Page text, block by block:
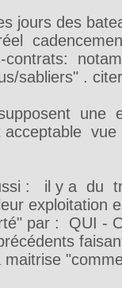
jours des
contrats:
sabliers" .
une
vue
: il y a du
exploitation
par : QUI -